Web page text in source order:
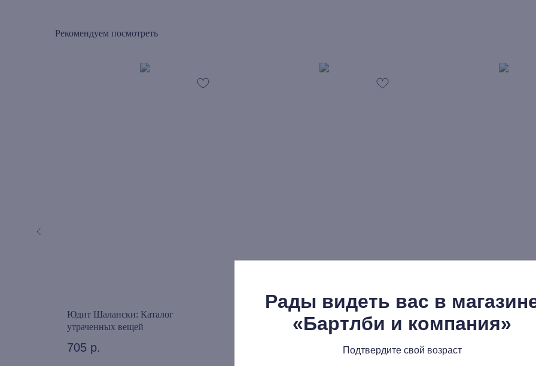
Рады видеть вас в
«Бартлби и компания»
Подтвердите свой возраст
Рекомендуем посмотреть
Юдит Шалански: Каталог
утраченных вещей
705 р.
Андрей Левкин: Проводки
оборвались, ну и что